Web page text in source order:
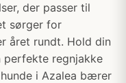
der passer til
sørger for
året rundt. Hold din
perfekte regnjakke
i Azalea bærer